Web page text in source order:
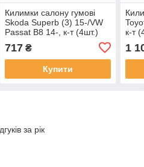
Килимки салону гумові
Skoda Superb (3) 15-/VW
Passat B8 14-, к-т (4шт.)
717₴
Купити
к-т
1
за рік